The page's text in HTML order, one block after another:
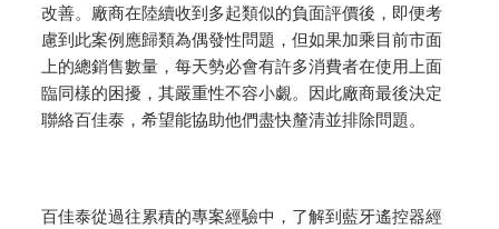
改善。廠商在陸續收到多起類似的負面評價後，即便考
慮到此案例應歸類為偶發性問題，但如果加乘目前市面
上的總銷售數量，每天勢必會有許多消費者在使用上面
臨同樣的困擾，其嚴重性不容小覷。因此廠商最後決定
聯絡百佳泰，希望能協助他們盡快釐清並排除問題。
百佳泰從過往累積的專案經驗中，了解到藍牙遙控器經